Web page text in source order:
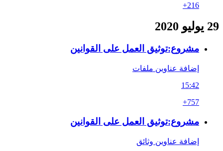
+216
29 يوليو 2020
مشروع:توثيق العمل على القوانين
إضافة عناوين ملفات
15:42
+757
مشروع:توثيق العمل على القوانين
إضافة عناوين وثائق